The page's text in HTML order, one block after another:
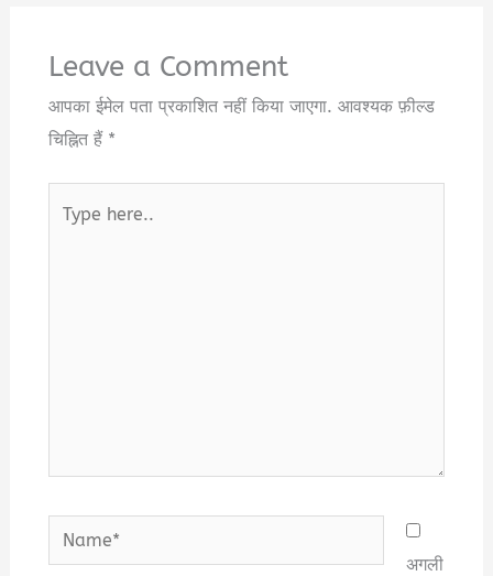
Leave a Comment
आपका ईमेल पता प्रकाशित नहीं किया जाएगा. आवश्यक फ़ील्ड
चिह्नित हैं *
here..
Name*
अगली